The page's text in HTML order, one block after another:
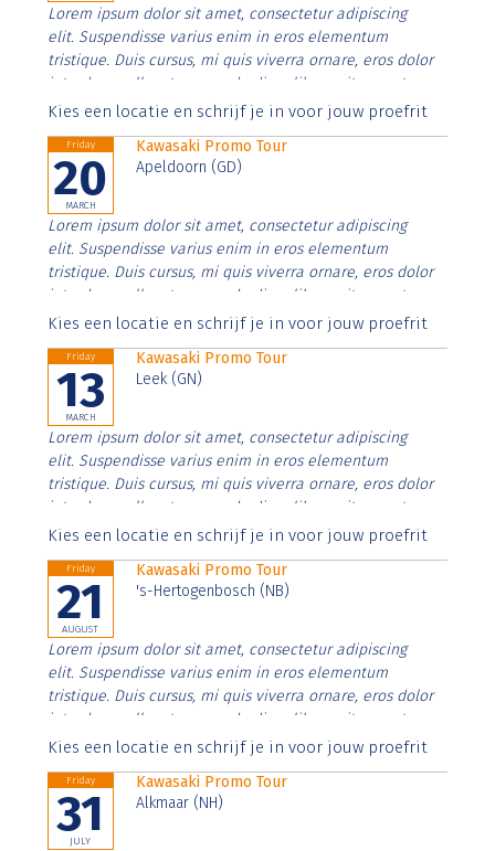
Lorem ipsum dolor sit amet, consectetur adipiscing
elit. Suspendisse varius enim in eros elementum
tristique. Duis cursus, mi quis viverra ornare, eros dolor
interdum nulla, ut commodo diam libero vitae erat.
Aenean faucibus nibh et justo cursus id rutrum lorem
Kies een locatie en schrijf je in voor jouw proefrit
Friday
20
MARCH
Kawasaki Promo Tour
Apeldoorn (GD)
Lorem ipsum dolor sit amet, consectetur adipiscing
elit. Suspendisse varius enim in eros elementum
tristique. Duis cursus, mi quis viverra ornare, eros dolor
interdum nulla, ut commodo diam libero vitae erat.
Aenean faucibus nibh et justo cursus id rutrum lorem
Kies een locatie en schrijf je in voor jouw proefrit
Friday
13
MARCH
Kawasaki Promo Tour
Leek (GN)
Lorem ipsum dolor sit amet, consectetur adipiscing
elit. Suspendisse varius enim in eros elementum
tristique. Duis cursus, mi quis viverra ornare, eros dolor
interdum nulla, ut commodo diam libero vitae erat.
Aenean faucibus nibh et justo cursus id rutrum lorem
Kies een locatie en schrijf je in voor jouw proefrit
Friday
21
AUGUST
Kawasaki Promo Tour
's-Hertogenbosch (NB)
Lorem ipsum dolor sit amet, consectetur adipiscing
elit. Suspendisse varius enim in eros elementum
tristique. Duis cursus, mi quis viverra ornare, eros dolor
interdum nulla, ut commodo diam libero vitae erat.
Aenean faucibus nibh et justo cursus id rutrum lorem
Kies een locatie en schrijf je in voor jouw proefrit
Friday
31
JULY
Kawasaki Promo Tour
Alkmaar (NH)